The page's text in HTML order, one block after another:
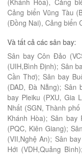
Cảng biển Vũng Tàu
(Đồng Nai), Cảng biển
Và tất cả các sân bay:
Sân bay Côn Đảo
(UIH,Bình Định); Sân
Cần Thơ); Sân bay
(DAD, Đà Nẵng); Sân
bay Pleiku (PXU, Gia
Nhất (SGN, Thành
Khánh Hòa); Sân
(PQC, Kiên Giang);
(VII,Nghệ An); Sân
Hới (VDH,Quảng